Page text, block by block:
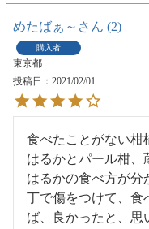
めたばぁ～ 2
購入者
東京都
投稿日
2021/02/01
食べたことがない柑
はるかとパール柑、
はるかの食べ方が分
丁で傷をつけて、食
ば、良かったと、思